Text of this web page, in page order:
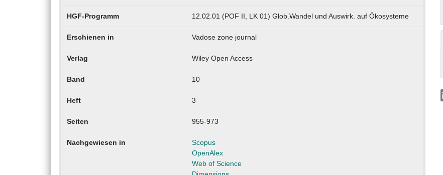
HGF-Programm 12.02.01 (POF II, LK 01) Glob.Wandel und Auswirk. auf Ökosysteme
Erschienen in Vadose zone journal
Verlag Wiley Open Access
Band 10
Heft 3
Seiten 955-973
Nachgewiesen in
Scopus
OpenAlex
Web of Science